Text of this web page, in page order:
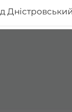
Дністровський